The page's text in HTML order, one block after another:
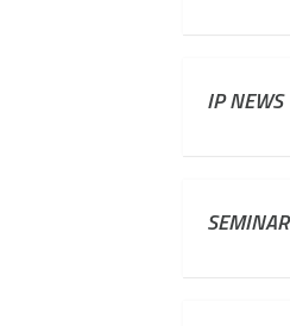
IP NEWS
SEMINAR